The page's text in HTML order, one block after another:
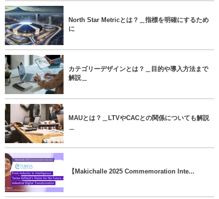
North Star Metricとは？＿指標を明確にするため
に
カテゴリーデザインとは？＿目的や導入方法まで
解説＿
MAUとは？＿LTVやCACとの関係についても解説
【Makichalle 2025 Commemoration Inte...